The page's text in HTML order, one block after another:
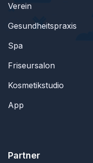
Verein
Gesundheitspraxis
Spa
Friseursalon
Kosmetikstudio
App
Partner